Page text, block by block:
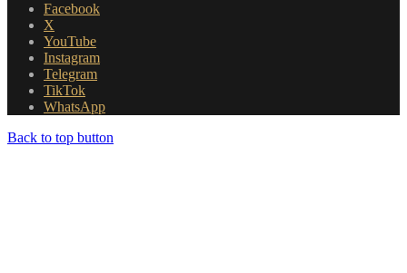
Facebook
X
YouTube
Instagram
Telegram
TikTok
WhatsApp
Back to top button